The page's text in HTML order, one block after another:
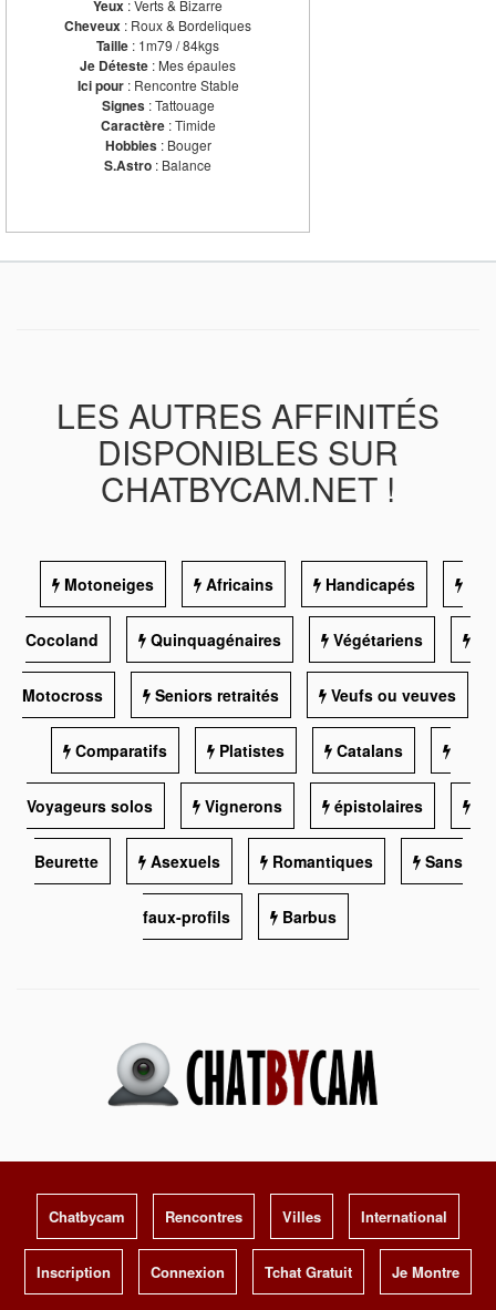
Yeux : Verts & Bizarre
Cheveux : Roux & Bordeliques
Taille : 1m79 / 84kgs
Je Déteste : Mes épaules
Ici pour: Rencontre Stable
Signes: Tattouage
Caractère: Timide
Hobbies: Bouger
S.Astro : Balance
LES AUTRES AFFINITÉS
DISPONIBLES SUR
CHATBYCAM.NET !
Motoneiges Africains Handicapés
Cocoland Quinquagénaires Végétariens
Motocross Seniors retraités Veufs ou veuves
Comparatifs Platistes Catalans
Voyageurs solos Vignerons épistolaires
Beurette Asexuels Romantiques Sans
faux-profils Barbus
Chatbycam Rencontres Villes International
Inscription Connexion Tchat Gratuit Je Montre